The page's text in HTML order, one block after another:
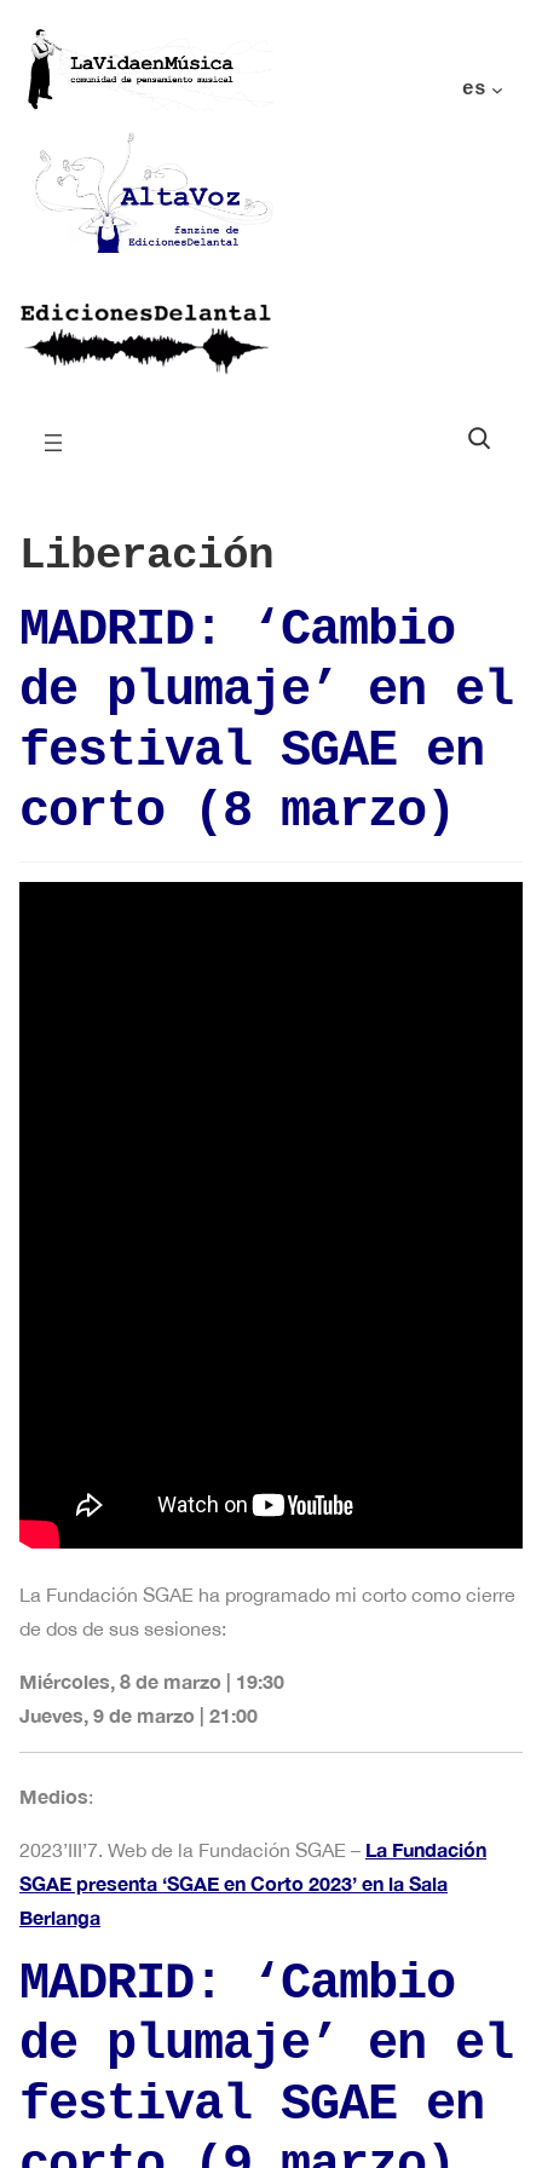
es
Buscar
Liberación
MADRID: ‘Cambio
de plumaje’ en el
festival SGAE en
corto (8 marzo)
La Fundación SGAE ha programado mi corto como cierre
de dos de sus sesiones:
Miércoles, 8 de marzo | 19:30
Jueves, 9 de marzo | 21:00
Medios:
2023’III’7. Web de la Fundación SGAE – La Fundación
SGAE presenta ‘SGAE en Corto 2023’ en la Sala
Berlanga
MADRID: ‘Cambio
de plumaje’ en el
festival SGAE en